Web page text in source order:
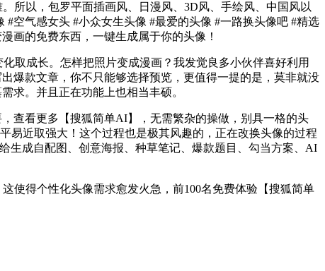
以，包罗平面插画风、日漫风、3D风、手绘风、中国风以
空气感女头 #小众女生头像 #最爱的头像 #一路换头像吧 #精选
画的免费东西，一键生成属于你的头像！
成长。怎样把照片变成漫画？我发觉良多小伙伴喜好利用
爆款文章，你不只能够选择预览，更值得一提的是，莫非就没
求。并且正在功能上也相当丰硕。
看更多【搜狐简单AI】，无需繁杂的操做，别具一格的头
易近取强大！这个过程也是极其风趣的，正在改换头像的过程
生成自配图、创意海报、种草笔记、爆款题目、勾当方案、AI
得个性化头像需求愈发火急，前100名免费体验【搜狐简单